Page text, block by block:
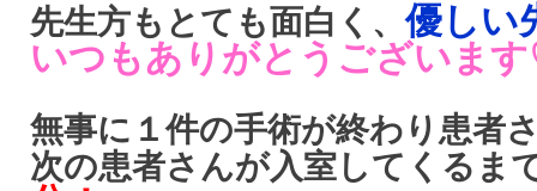
先生方もとても面白く、優しい
いつもありがとうございま
無事に１件の手術が終わり患者
次の患者さんが入室してくるま